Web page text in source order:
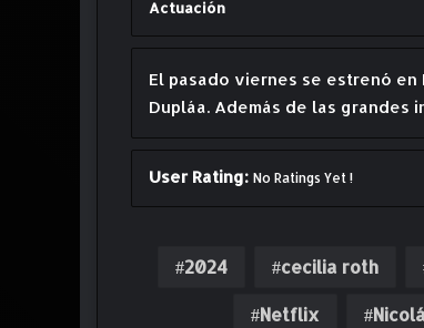
Actuación
El pasado viernes se estrenó
Dupláa. Además de las grandes
User Rating: No Ratings Yet !
2024 cecilia roth
Netflix